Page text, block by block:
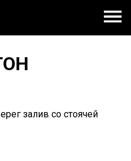
залив со стоячей